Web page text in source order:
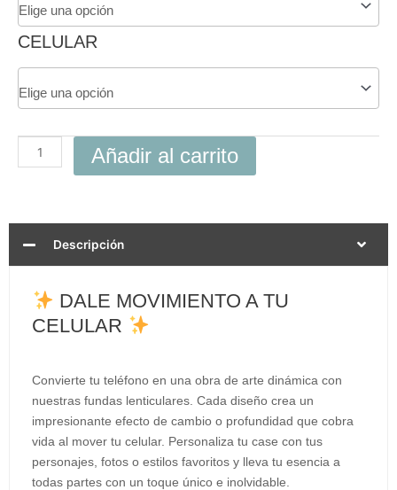
CELULAR
Gamer
Celular
Añadir al carrito
Descripción
DALE MOVIMIENTO A TU
CELULAR
Convierte tu teléfono en una obra de arte dinámica con
nuestras fundas lenticulares. Cada diseño crea un
impresionante efecto de cambio o profundidad que cobra
vida al mover tu celular. Personaliza tu case con tus
personajes, fotos o estilos favoritos y lleva tu esencia a
todas partes con un toque único e inolvidable.